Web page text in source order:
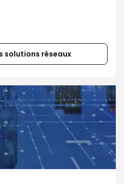
solutions réseaux